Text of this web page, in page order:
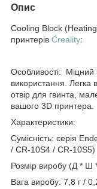
Опис
Cooling Block
принтерів Creality:
Особливості: Міцний
використання. Легка
отвір для гвинта,
вашого 3D принтера.
Характеристики:
Сумісність: серія
/ CR-10S4 / CR-10S5)
Розмір виробу (Д *
Вага виробу: 7,8 г /